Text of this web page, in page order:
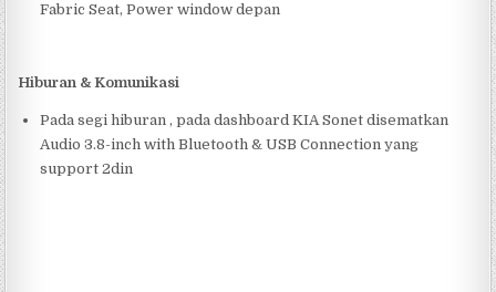
Fabric Seat, Power window depan
Hiburan & Komunikasi
Pada segi hiburan , pada dashboard KIA Sonet disematkan
Audio 3.8-inch with Bluetooth & USB Connection yang
support 2din